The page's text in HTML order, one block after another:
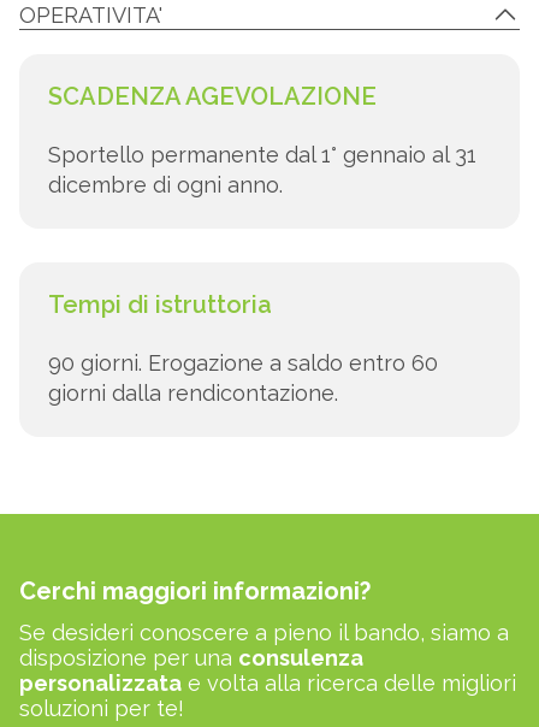
OPERATIVITA'
SCADENZA AGEVOLAZIONE
Sportello permanente dal 1° gennaio al 31
dicembre di ogni anno.
Tempi di istruttoria
90 giorni. Erogazione a saldo entro 60
giorni dalla rendicontazione.
Cerchi maggiori informazioni?
Se desideri conoscere a pieno il bando, siamo a
disposizione per una consulenza
personalizzata e volta alla ricerca delle migliori
soluzioni per te!